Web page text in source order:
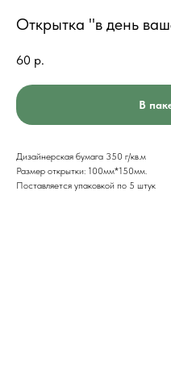
Открытка "в день
60 р.
В
Дизайнерская бумага 350 г/кв.м
Размер открытки: 100мм*150мм.
Поставляется упаковкой по 5 штук